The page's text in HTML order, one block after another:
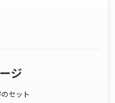
ジ
セット